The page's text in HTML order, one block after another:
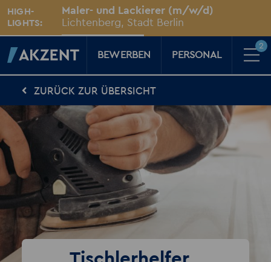
HIGH-
LIGHTS:
Maler- und Lackierer (m/w/d)
Lichtenberg, Stadt Berlin
Für Kandidaten
Karriere-Kompass
News, Tipps & Tricks rund um deinen Traumjob
Für Unternehmen
Kompass für Personaler
News rund um den Arbeitsplatz
Über AKZENT
Für Sie vor Ort
AKZENT-Shop
Für unsere größten Fans
Merkzettel 2
BEWERBEN PERSONAL
2
ZURÜCK ZUR ÜBERSICHT